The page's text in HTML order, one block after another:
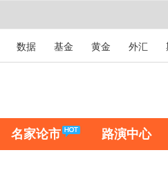
数据 基金 黄金 外汇
名家论市 路演中心